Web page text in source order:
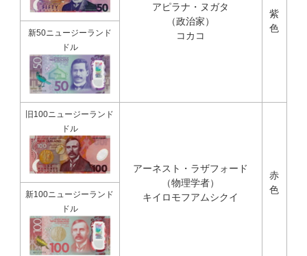
アピラナ・ヌガタ
（政治家）
コカコ
紫
色
新50ニュージーランド
ドル
旧100ニュージーランド
ドル
アーネスト・ラザフォード
（物理学者）
キイロモフアムシクイ
赤
色
新100ニュージーランド
ドル